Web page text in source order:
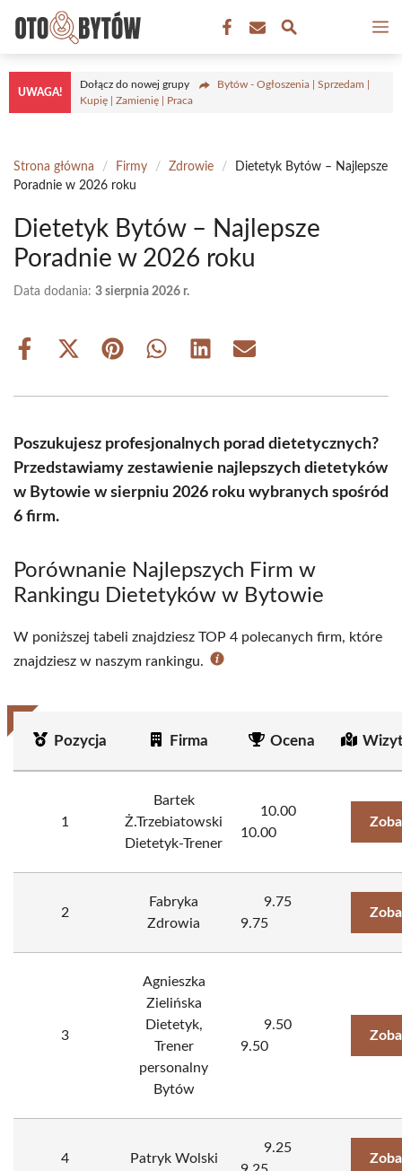
treści
UWAGA!
Dołącz do nowej grupy
Bytów - Ogłoszenia | Sprzedam |
Kupię | Zamienię | Praca
Strona główna / Firmy / Zdrowie /
Dietetyk Bytów – Najlepsze
Poradnie w 2026 roku
Dietetyk Bytów – Najlepsze
Poradnie w 2026 roku
Data dodania: 3 sierpnia 2026 r.
Share
Share
(Twitter)
Share Share Share Share
Poszukujesz profesjonalnych porad dietetycznych?
Przedstawiamy zestawienie najlepszych dietetyków
w Bytowie w sierpniu 2026 roku wybranych spośród
6 firm.
Porównanie Najlepszych Firm w
Rankingu Dietetyków w Bytowie
W poniższej tabeli znajdziesz TOP 4 polecanych firm, które
znajdziesz w naszym rankingu.
Pozycja Firma Ocena
1
Bartek
Ż.Trzebiatowski
Dietetyk-Trener
10.00
10.00
2
Fabryka
Zdrowia
9.75
9.75
3
Agnieszka
Zielińska
Dietetyk,
Trener
personalny
Bytów
9.50
9.50
4 Patryk Wolski
9.25